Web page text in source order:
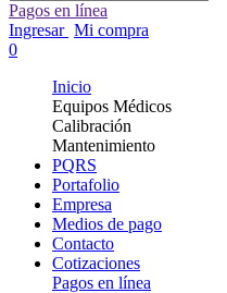
Pagos en línea
Ingresar Mi compra
0
Inicio
Equipos Médicos
Calibración
Mantenimiento
PQRS
Portafolio
Empresa
Medios de pago
Contacto
Cotizaciones
Pagos en línea